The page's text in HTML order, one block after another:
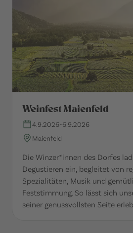
Weinfest Maienfeld
4.9.2026-6.9.2026
Maienfeld
Die Winzer*innen des Dorfes
Degustieren ein, begleitet von
Spezialitäten, Musik und
Feststimmung. So lässt sich
seiner genussvollsten Seite